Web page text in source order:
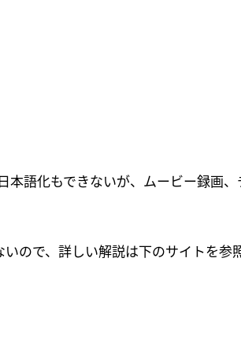
本語化もできないが、ムービー録画
ので、詳しい解説は下のサイトを参